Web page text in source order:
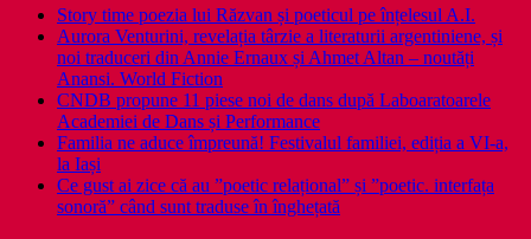
Story time poezia lui Răzvan și poeticul pe înțelesul A.I.
Aurora Venturini, revelația târzie a literaturii argentiniene, și
noi traduceri din Annie Ernaux și Ahmet Altan – noutăți
Anansi. World Fiction
CNDB propune 11 piese noi de dans după Laboaratoarele
Academiei de Dans și Performance
Familia ne aduce împreună! Festivalul familiei, ediția a VI-a,
la Iași
Ce gust ai zice că au ”poetic relațional” și ”poetic. interfața
sonoră” când sunt traduse în înghețată